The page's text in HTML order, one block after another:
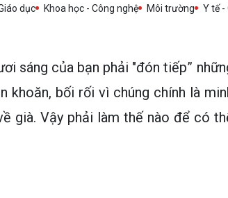
dục Khoa học - Công nghệ Môi trường Y tế -
sáng của bạn phải "đón tiếp”
khoăn, bối rối vì chúng chính là
già. Vậy phải làm thế nào để có